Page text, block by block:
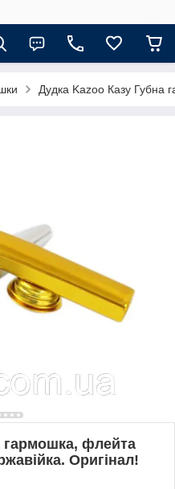
Дудка Kazoo Казу Губна
гармошка, флейта
Оригінал!